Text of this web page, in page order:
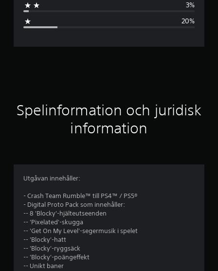
s
i
l
t
3%
20%
Spelinformation och juridisk
information
Utgåvan innehåller:
- Crash Team Rumble™ till PS4™ / PS5®
- Digital Proto Pack som innehåller:
-- 8 'Blocky'-hjälteutseenden
-- 'Pixelated'-skugga
-- 'Get On My Level'-segermusik i spelet
-- 'Blocky'-hatt
-- 'Blocky'-ryggsäck
-- 'Blocky'-poängeffekt
-- Unikt baner